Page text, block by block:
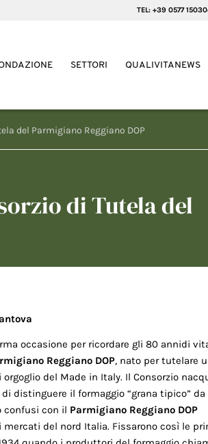
TEL: +39 0577
SETTORI QUALIVITANEWS
del Parmigiano Reggiano DOP
di Tutela del
occasione per ricordare gli 80 annidi
Reggiano DOP, nato per tutelare
del Made in Italy. Il Consorzio
di distinguere il formaggio “grana tipico”
confusi con il Parmigiano Reggiano DOP
del nord Italia. Fissarono così le